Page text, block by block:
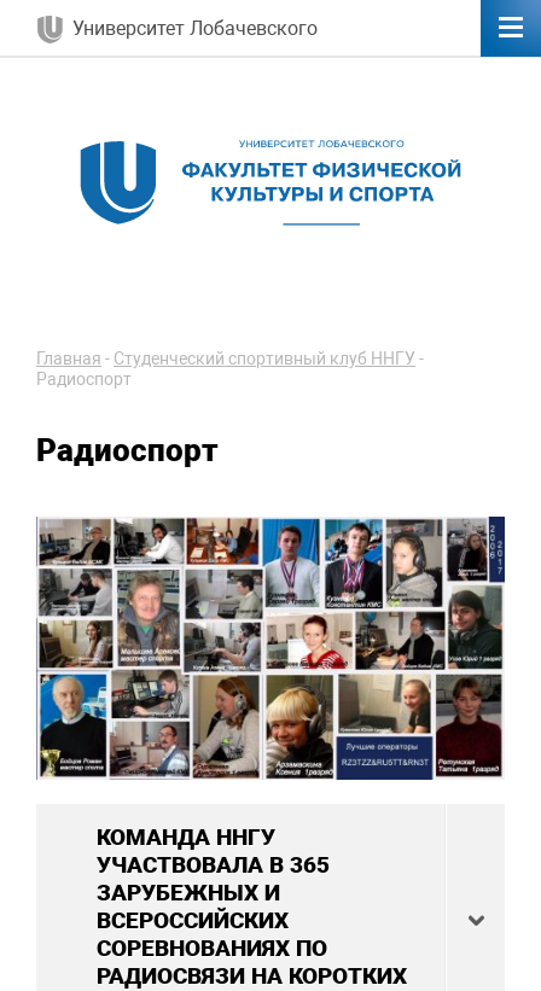
Университет Лобачевского
Главная - Студенческий спортивный клуб ННГУ -
Радиоспорт
Радиоспорт
КОМАНДА ННГУ
УЧАСТВОВАЛА В 365
ЗАРУБЕЖНЫХ И
ВСЕРОССИЙСКИХ
СОРЕВНОВАНИЯХ ПО
РАДИОСВЯЗИ НА КОРОТКИХ